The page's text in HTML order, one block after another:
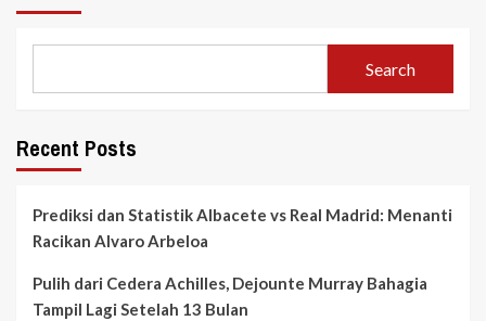
Search
Recent Posts
Prediksi dan Statistik Albacete vs Real Madrid: Menanti
Racikan Alvaro Arbeloa
Pulih dari Cedera Achilles, Dejounte Murray Bahagia
Tampil Lagi Setelah 13 Bulan